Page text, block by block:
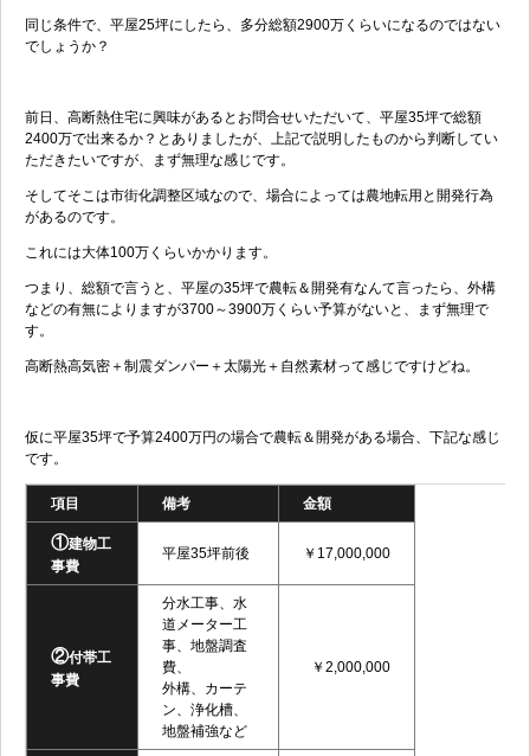
同じ条件で、平屋25坪にしたら、多分総額2900万くらいになるのではない
でしょうか？
前日、高断熱住宅に興味があるとお問合せいただいて、平屋35坪で総額
2400万で出来るか？とありましたが、上記で説明したものから判断してい
ただきたいですが、まず無理な感じです。
そしてそこは市街化調整区域なので、場合によっては農地転用と開発行為
があるのです。
これには大体100万くらいかかります。
つまり、総額で言うと、平屋の35坪で農転＆開発有なんて言ったら、外構
などの有無によりますが3700～3900万くらい予算がないと、まず無理で
す。
高断熱高気密＋制震ダンパー＋太陽光＋自然素材って感じですけどね。
仮に平屋35坪で予算2400万円の場合で農転＆開発がある場合、下記な感じ
です。
項目 備考 金額
①建物工
事費
平屋35坪前後 ￥17,000,000
②付帯工
事費
分水工事、水
道メーター工
事、地盤調査
費、
外構、カーテ
ン、浄化槽、
地盤補強など
￥2,000,000